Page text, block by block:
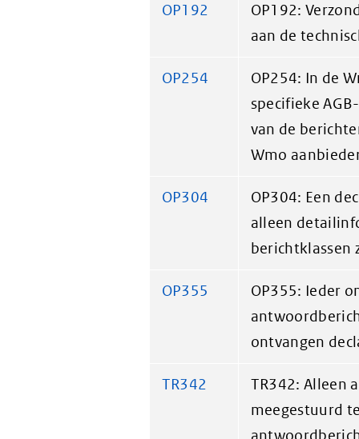
OP192
OP192:
aan de
OP254
OP254: In de
specifieke
van de
Wmo
OP304
OP304: Een
alleen
berichtklassen
OP355
OP355: Ieder
ontvangen
TR342
TR342: Alleen
meegestuurd